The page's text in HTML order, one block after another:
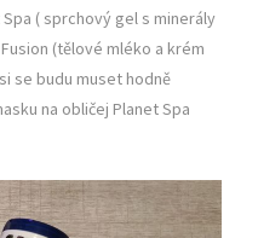
( sprchový gel s minerály
(tělové mléko a krém
se budu muset hodně
na obličej Planet Spa